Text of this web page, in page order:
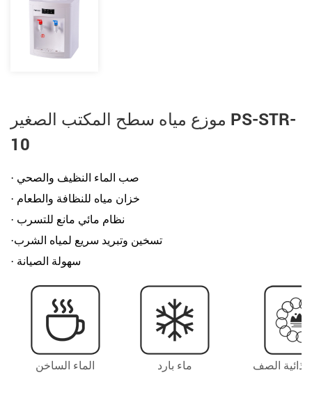
موزع مياه سطح المكتب الصغير PS-STR-
10
· صب الماء النظيف والصحي
· خزان مياه للنظافة والطعام
· نظام مائي مانع للتسرب
·تسخين وتبريد سريع لمياه الشرب
· سهولة الصيانة
الماء الساخن ماء بارد الصف